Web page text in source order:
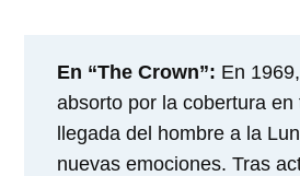
En “The Crown”: En
absorto por la cobertura
llegada del hombre a la
nuevas emociones. Tras